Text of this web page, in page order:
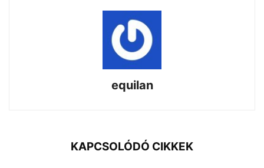
equilan
KAPCSOLÓDÓ CIKKEK